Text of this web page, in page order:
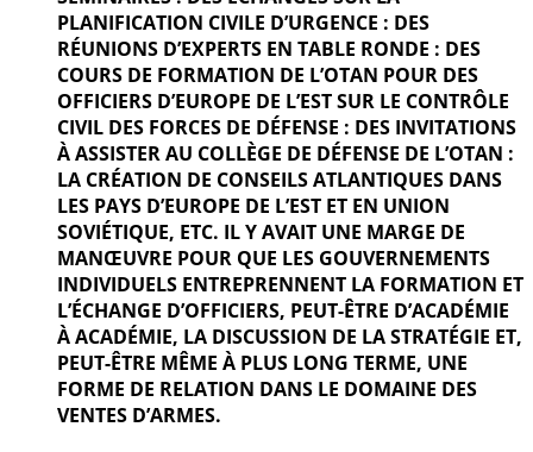
PLANIFICATION CIVILE D’URGENCE : DES
RÉUNIONS D’EXPERTS EN TABLE RONDE : DES
COURS DE FORMATION DE L’OTAN POUR DES
OFFICIERS D’EUROPE DE L’EST SUR LE CONTRÔLE
CIVIL DES FORCES DE DÉFENSE : DES INVITATIONS
À ASSISTER AU COLLÈGE DE DÉFENSE DE L’OTAN :
LA CRÉATION DE CONSEILS ATLANTIQUES DANS
LES PAYS D’EUROPE DE L’EST ET EN UNION
SOVIÉTIQUE, ETC. IL Y AVAIT UNE MARGE DE
MANŒUVRE POUR QUE LES GOUVERNEMENTS
INDIVIDUELS ENTREPRENNENT LA FORMATION ET
L’ÉCHANGE D’OFFICIERS, PEUT-ÊTRE D’ACADÉMIE
À ACADÉMIE, LA DISCUSSION DE LA STRATÉGIE ET,
PEUT-ÊTRE MÊME À PLUS LONG TERME, UNE
FORME DE RELATION DANS LE DOMAINE DES
VENTES D’ARMES.